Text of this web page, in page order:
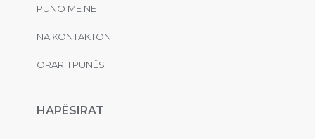
PUNO ME NE
NA KONTAKTONI
ORARI I PUNËS
HAPËSIRAT